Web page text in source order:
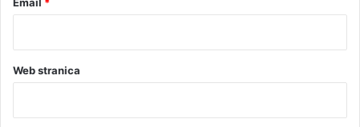
e
n
Web stranica